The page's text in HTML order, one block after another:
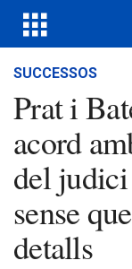
SUCCESSOS
Prat i
acord
del judici
sense
detalls